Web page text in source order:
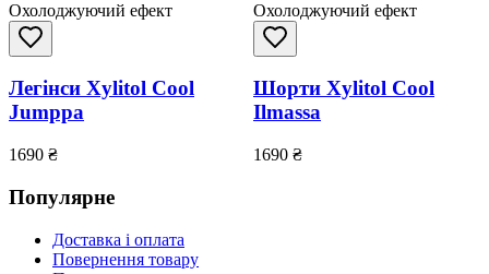
Охолоджуючий ефект
Легінси Xylitol Cool
Jumppa
1690 ₴
Охолоджуючий ефект
Шорти Xylitol Cool
Ilmassa
1690 ₴
Популярне
Доставка і оплата
Повернення товару